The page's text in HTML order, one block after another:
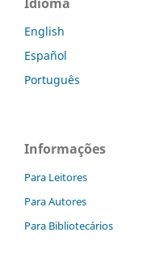
English
Español
Português
Informações
Para Leitores
Para Autores
Para Bibliotecários